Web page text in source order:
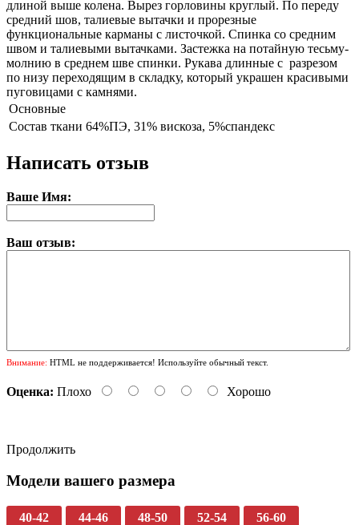
длиной выше колена. Вырез горловины круглый. По переду
средний шов, талиевые вытачки и прорезные
функциональные карманы с листочкой. Спинка со средним
швом и талиевыми вытачками. Застежка на потайную тесьму-
молнию в среднем шве спинки. Рукава длинные с разрезом
по низу переходящим в складку, который украшен красивыми
пуговицами с камнями.
Основные
Состав ткани 64%ПЭ, 31% вискоза, 5%спандекс
Написать отзыв
Ваше Имя:
Ваш отзыв:
Внимание: HTML не поддерживается! Используйте обычный текст.
Оценка: Плохо Хорошо
Продолжить
Модели вашего размера
40-42 44-46 48-50 52-54 56-60